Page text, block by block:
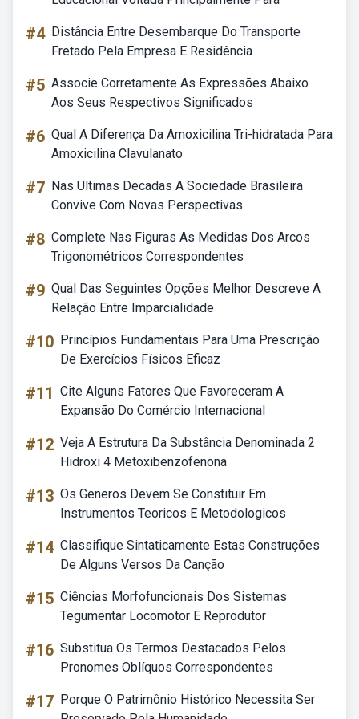
#4 Distância Entre Desembarque Do Transporte
Fretado Pela Empresa E Residência
#5 Associe Corretamente As Expressões Abaixo
Aos Seus Respectivos Significados
#6 Qual A Diferença Da Amoxicilina Tri-hidratada Para
Amoxicilina Clavulanato
#7 Nas Ultimas Decadas A Sociedade Brasileira
Convive Com Novas Perspectivas
#8 Complete Nas Figuras As Medidas Dos Arcos
Trigonométricos Correspondentes
#9 Qual Das Seguintes Opções Melhor Descreve A
Relação Entre Imparcialidade
#10 Princípios Fundamentais Para Uma Prescrição
De Exercícios Físicos Eficaz
#11 Cite Alguns Fatores Que Favoreceram A
Expansão Do Comércio Internacional
#12 Veja A Estrutura Da Substância Denominada 2
Hidroxi 4 Metoxibenzofenona
#13 Os Generos Devem Se Constituir Em
Instrumentos Teoricos E Metodologicos
#14 Classifique Sintaticamente Estas Construções
De Alguns Versos Da Canção
#15 Ciências Morfofuncionais Dos Sistemas
Tegumentar Locomotor E Reprodutor
#16 Substitua Os Termos Destacados Pelos
Pronomes Oblíquos Correspondentes
#17 Porque O Patrimônio Histórico Necessita Ser